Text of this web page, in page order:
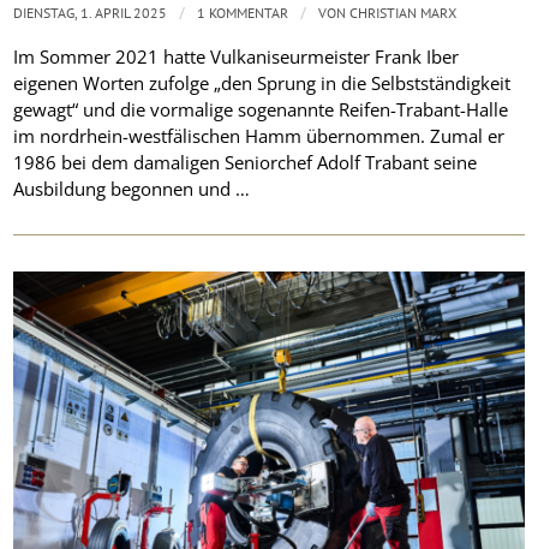
Im Sommer 2021 hatte Vulkaniseurmeister Frank Iber
eigenen Worten zufolge „den Sprung in die Selbstständigkeit
gewagt“ und die vormalige sogenannte Reifen-Trabant-Halle
im nordrhein-westfälischen Hamm übernommen. Zumal er
1986 bei dem damaligen Seniorchef Adolf Trabant seine
Ausbildung begonnen und …
DIENSTAG, 1. APRIL 2025 / 1 KOMMENTAR / VONCHRISTIAN MARX